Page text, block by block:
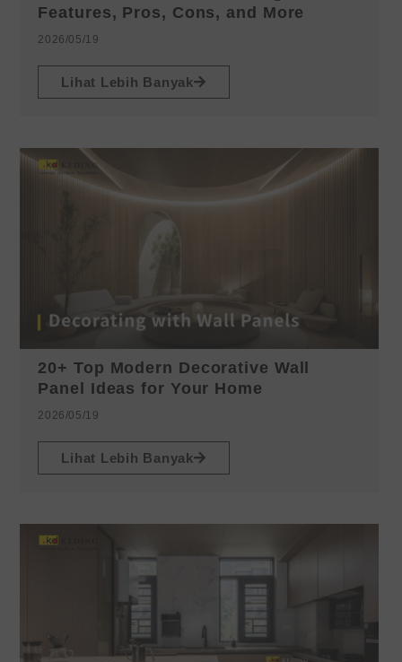
Features, Pros, Cons, and More
2026/05/19
Lihat Lebih Banyak
20+ Top Modern Decorative Wall
Panel Ideas for Your Home
2026/05/19
Lihat Lebih Banyak